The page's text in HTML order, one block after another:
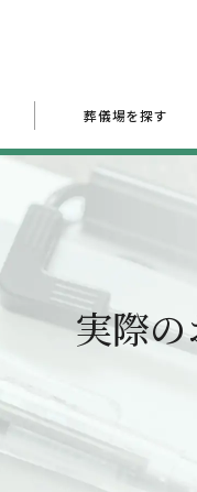
葬儀場を探す
実際